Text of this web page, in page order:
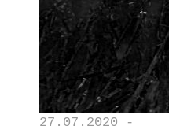
27.07.2020 -